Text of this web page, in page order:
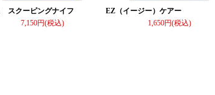
スクーピングナイフ
7,150
EZ（イージー）ケアー
1,650